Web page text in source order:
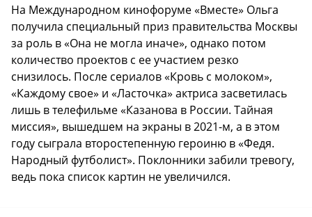
На Международном кинофоруме «Вместе» Ольга
получила специальный приз правительства Москвы
за роль в «Она не могла иначе», однако потом
количество проектов с ее участием резко
снизилось. После сериалов «Кровь с молоком»,
«Каждому свое» и «Ласточка» актриса засветилась
лишь в телефильме «Казанова в России. Тайная
миссия», вышедшем на экраны в 2021-м, а в этом
году сыграла второстепенную героиню в «Федя.
Народный футболист». Поклонники забили тревогу,
ведь пока список картин не увеличился.